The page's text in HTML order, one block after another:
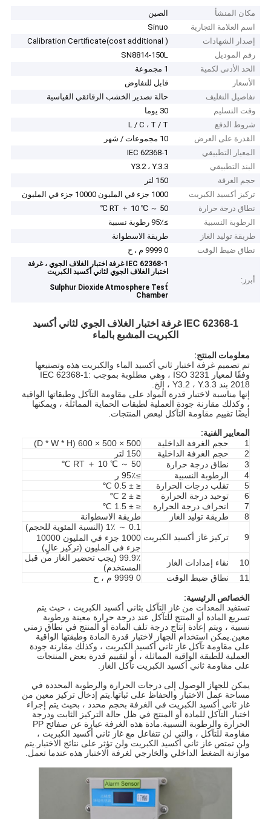
مكان المنشأ
الصين
اسم العلامة التجارية
Sinuo
إصدار الشهادات
Calibration Certificate(cost additional )
رقم الموديل
SN8814-150L
الحد الأدنى لكمية
1 مجموعة
الأسعار
قابل للتفاوض
تفاصيل التغليف
حالة تصدير الخشب الرقائقي القياسية
وقت التسليم
30 يوما
شروط الدفع
L / C ، T / T
القدرة على العرض
10 مجموعات / شهر
المعيار التطبيقي
IEC 62368-1
البند التطبيقي
Y3.2 ، Y.3.3
حجم الغرفة
150 لتر
تركيز أكسيد الكبريت
1000 جزء في المليون 10000 جزء في المليون
نطاق درجة حرارة
RT ＋ 10 ℃ ～ 50 ℃
الرطوبة النسبية
≥95٪ رطوبة نسبية
طريقة توليد الغاز
طريقة الاسطوانة
نطاق ضبط الوقت
0 9999 م ، ح
أبرز:
IEC 62368-1 غرفة اختبار الغلاف الجوي ، غرفة
اختبار الغلاف الجوي لثاني أكسيد الكبريت
,
Sulphur Dioxide Atmosphere Test
Chamber
IEC 62368-1 غرفة اختبار الغلاف الجوي لثاني أكسيد
الكبريت المشبع بالماء
معلومات المنتج:
تم تصميم غرفة اختبار ثاني أكسيد الماء والكبريت هذه وتصنيعها
وفقًا لمعيار ISO 3231 ، وهي مطلوبة بموجب IEC 62368-1:
2018 بند Y3.2 ، Y.3.3 ، إلخ.
إنها مناسبة لاختبار قدرة المواد على مقاومة التآكل وطبقاتها الواقية
، وكذلك مقارنة جودة العملية لطبقات الحماية المماثلة ، ويمكنها
أيضًا تقييم مقاومة التآكل لبعض المنتجات.
المعايير الفنية:
1
حجم الغرفة الداخلية
500 × 500 × 600 (D * W * H)
2
حجم الغرفة الداخلية
150 لتر
3
نطاق درجة حرارة
RT ＋ 10 ℃ ～ 50 ℃
4
الرطوبة النسبية
≥95٪ ر
5
تقلب درجات الحرارة
≤ ± 0.5 ℃
6
توحيد درجة الحرارة
≤ ± 2 ℃
7
انحراف درجة الحرارة
≤ ± 1.5 ℃
8
طريقة توليد الغاز طريقة الاسطوانة
9 تركيز غاز أكسيد الكبريت
0.1 ～ 1٪ (النسبة المئوية للحجم)
1000 جزء في المليون 10000
جزء في المليون (تركيز عالٍ)
10
نقاء إمدادات الغاز
99.9٪ (يجب تحضير الغاز من قبل
المستخدم)
11
نطاق ضبط الوقت 0 9999 م ، ح
الخصائص الرئيسية:
تستفيد المعدات من غاز التآكل بثاني أكسيد الكبريت ، حيث يتم
تسريع المادة أو المنتج للتآكل عند درجة حرارة معينة ورطوبة
نسبية ، ويتم إعادة إنتاج درجة تلف المادة أو المنتج في نطاق زمني
معين.يمكن استخدام الجهاز لاختبار قدرة المادة وطبقتها الواقية
على مقاومة تآكل غاز ثاني أكسيد الكبريت ، وكذلك مقارنة جودة
العملية للطبقة الواقية المماثلة ، أو لتقييم قدرة بعض المنتجات
على مقاومة ثاني أكسيد الكبريت تآكل الغاز.
يمكن للجهاز الوصول إلى درجات الحرارة والرطوبة المحددة في
مساحة عمل الاختبار والحفاظ على ثباتها.يتم إدخال تركيز معين من
غاز ثاني أكسيد الكبريت في الغرفة بحجم محدد ، بحيث يتم إجراء
اختبار التآكل للمادة أو المنتج في ظل حالة التركيز الثابت ودرجة
الحرارة والرطوبة النسبية.مادة هذه الغرفة عبارة عن صفائح PP
مقاومة للتآكل ، والتي لن تتفاعل مع غاز ثاني أكسيد الكبريت ،
ولن تمتص غاز ثاني أكسيد الكبريت ولن تؤثر على نتائج الاختبار.يتم
موازنة الضغط الداخلي والخارجي لغرفة الاختبار هذه عندما تعمل.